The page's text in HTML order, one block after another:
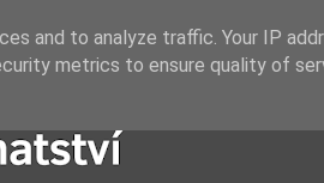
and to analyze traffic. Your IP
metrics to ensure quality of